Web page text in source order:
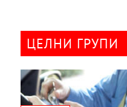
ЦЕЛНИ ГРУПИ